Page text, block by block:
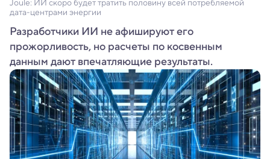
Joule: ИИ скоро будет тратить половину всей потребляемой
дата-центрами энергии
Разработчики ИИ не афишируют его
прожорливость, но расчеты по косвенным
данным дают впечатляющие результаты.